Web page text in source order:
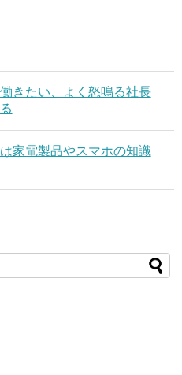
きたい、よく怒鳴る社長
家電製品やスマホの知識